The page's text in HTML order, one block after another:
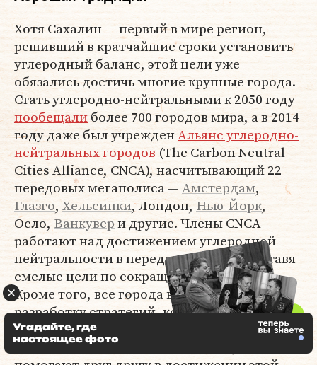
Хотя Сахалин — первый в мире регион,
решивший в кратчайшие сроки установить
углеродный баланс, этой цели уже
обязались достичь многие крупные города.
Стать углеродно-нейтральными к 2050 году
пообещалиболее 700 городов мира, а в 2014
году даже был учрежденАльянс углеродно-
нейтральных городов (The Carbon Neutral
Cities Alliance, CNCA), насчитывающий 22
передовых мегаполиса —Амстердам,
Глазго,Хельсинки, Лондон,Нью-Йорк,
Осло, Ванкувери другие. Члены CNCA
работают над достижением углеродной
нейтральности в переделах 10-20 лет, ставя
смелые цели по сокращению выбросов.
Кроме того, все города ведут совместную
разработку стратегий, которые помогут
крупнейшим населенным пунктам Земли
снизить объем вредных выбросов, а также
Угадайте, где
настоящее фото